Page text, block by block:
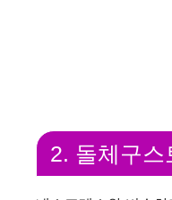
2. 돌체구